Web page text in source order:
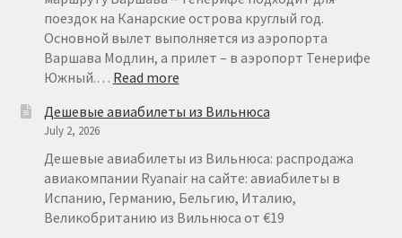
поездок на Канарские острова круглый год.
Основной вылет выполняется из аэропорта
Варшава Модлин, а прилет – в аэропорт Тенерифе
Южный.… Read more:
НА
ИЗ
ВАРШАВЫ
ОТ
€
Дешевые авиабилеты из Вильнюса
July 2, 2026
Дешевые авиабилеты из Вильнюса: распродажа
авиакомпании Ryanair на сайте: авиабилеты в
Испанию, Германию, Бельгию, Италию,
Великобританию из Вильнюса от €19